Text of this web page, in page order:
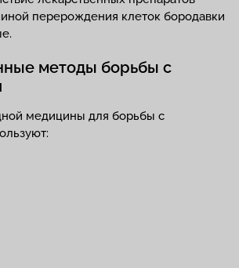
перерождения клеток бородавки
методы борьбы с
медицины для борьбы с